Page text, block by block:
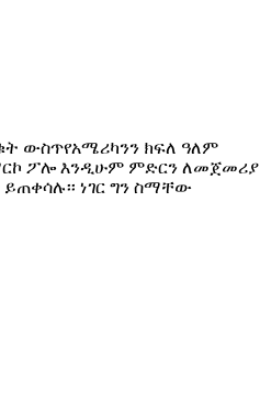
ውስጥየአሜሪካንን ክፍለ ዓለም
ፖሎ እንዲሁም ምድርን ለመጀመሪያ
ነገር ግን ስማቸው